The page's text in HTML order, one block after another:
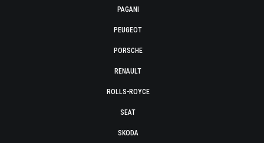
PAGANI
PEUGEOT
PORSCHE
RENAULT
ROLLS-ROYCE
SEAT
SKODA